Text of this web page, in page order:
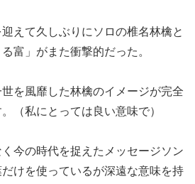
えて久しぶりにソロの椎名林檎と
富」がまた衝撃的だった。
を風靡した林檎のイメージが完全
（私にとっては良い意味で）
今の時代を捉えたメッセージソン
けを使っているが深遠な意味を持